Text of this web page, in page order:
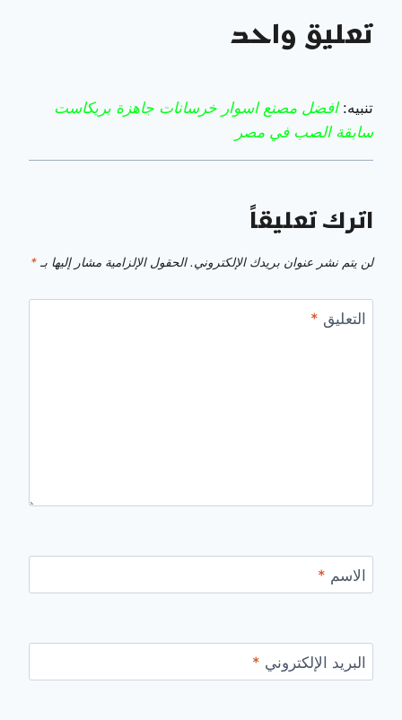
تعليق واحد
تنبيه:افضل مصنع اسوار خرسانات جاهزة بريكاست
سابقة الصب في مصر
اترك تعليقاً
لن يتم نشر عنوان بريدك الإلكتروني. الحقول الإلزامية مشار إليها بـ *
التعليق *
الاسم *
البريد الإلكتروني *